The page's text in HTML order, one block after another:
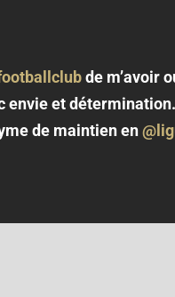
de m’avoir
envie et détermination.
de maintien en